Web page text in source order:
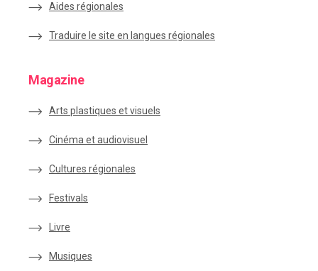
Aides régionales
Traduire le site en langues régionales
Magazine
Arts plastiques et visuels
Cinéma et audiovisuel
Cultures régionales
Festivals
Livre
Musiques